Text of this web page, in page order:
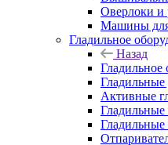
Оверлоки
Машины
Гладильное
Назад
Гладильное
Гладильные
Активные
Гладильные